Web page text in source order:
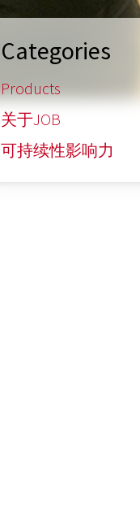
Categories
Products
关于JOB
可持续性影响力